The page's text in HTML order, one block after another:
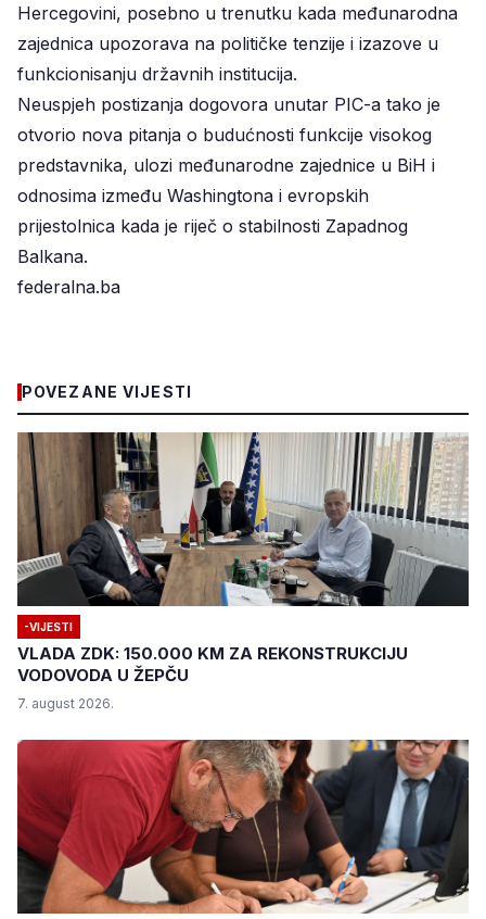
Hercegovini, posebno u trenutku kada međunarodna
zajednica upozorava na političke tenzije i izazove u
funkcionisanju državnih institucija.
Neuspjeh postizanja dogovora unutar PIC-a tako je
otvorio nova pitanja o budućnosti funkcije visokog
predstavnika, ulozi međunarodne zajednice u BiH i
odnosima između Washingtona i evropskih
prijestolnica kada je riječ o stabilnosti Zapadnog
Balkana.
federalna.ba
POVEZANE VIJESTI
-VIJESTI
VLADA ZDK: 150.000 KM ZA REKONSTRUKCIJU
VODOVODA U ŽEPČU
7. august 2026.